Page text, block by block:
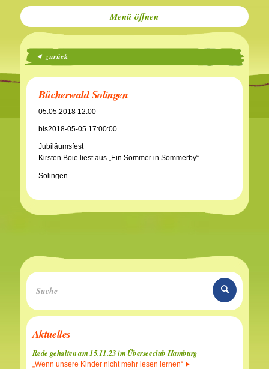
Menü
zurück
Bücherwald Solingen
05.05.2018 12:00
bis2018-05-05 17:00:00
Jubiläumsfest
Kirsten Boie liest aus „Ein Sommer in Sommerby“
Solingen
Aktuelles
Rede gehalten am 15.11.23 im Überseeclub Hamburg
„Wenn unsere Kinder nicht mehr lesen lernen“